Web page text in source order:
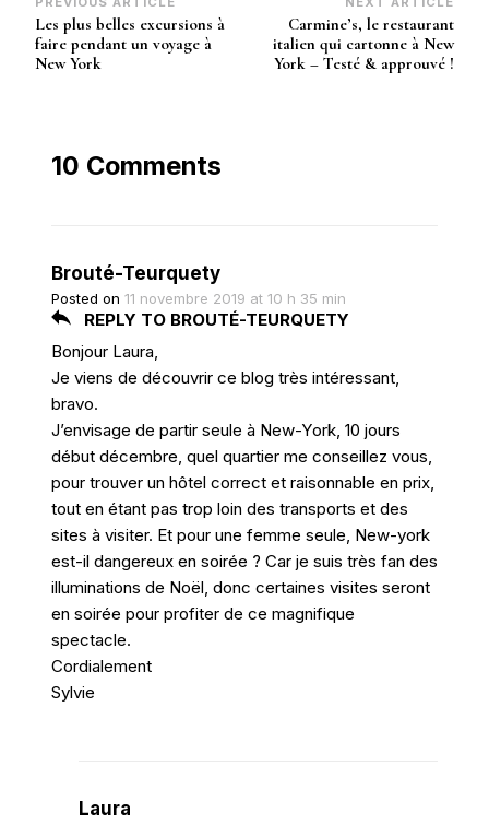
Post
Navigation
Les plus belles excursions à
faire pendant un voyage à
New York
Carmine’s, le restaurant
italien qui cartonne à New
York – Testé & approuvé !
10 Comments
Brouté-Teurquety
Posted on 11 novembre 2019 at 10 h 35 min
REPLY TO BROUTÉ-TEURQUETY
Bonjour Laura,
Je viens de découvrir ce blog très intéressant,
bravo.
J’envisage de partir seule à New-York, 10 jours
début décembre, quel quartier me conseillez vous,
pour trouver un hôtel correct et raisonnable en prix,
tout en étant pas trop loin des transports et des
sites à visiter. Et pour une femme seule, New-york
est-il dangereux en soirée ? Car je suis très fan des
illuminations de Noël, donc certaines visites seront
en soirée pour profiter de ce magnifique
spectacle.
Cordialement
Sylvie
Laura